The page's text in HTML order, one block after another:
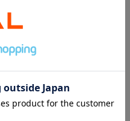
2026.07.25
【おすすめ】収納アイテムまとめ🧺
ららぽーと新三郷店
3COINS